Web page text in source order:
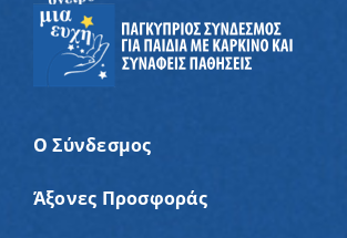
Ο Σύνδεσμος
Άξονες Προσφοράς